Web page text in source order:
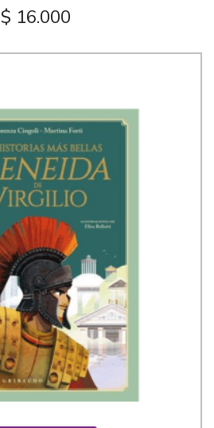
$ 16.000